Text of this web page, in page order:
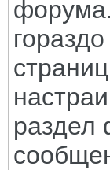
раздел